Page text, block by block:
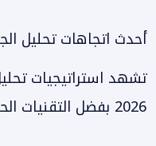
أحدث اتجاهات تحليل
تشهد استراتيجيات
2026 بفضل التقنيات الحديثة: